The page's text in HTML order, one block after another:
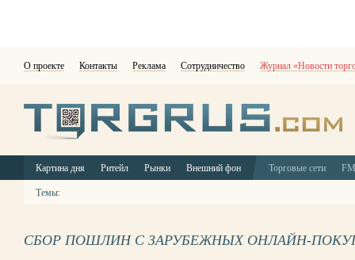
О проекте Контакты Реклама Сотрудничество Журнал «Новости
Картина дня Ритейл Рынки Внешний фон Торговые сети
Темы:
СБОР ПОШЛИН С ЗАРУБЕЖНЫХ ОНЛАЙН-